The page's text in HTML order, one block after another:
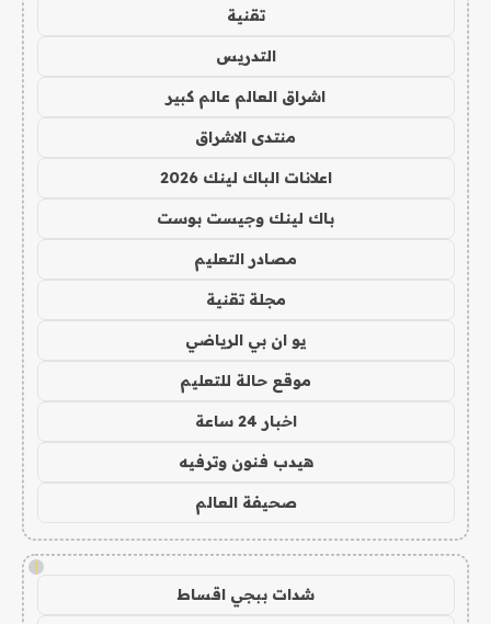
تقنية
التدريس
اشراق العالم عالم كبير
منتدى الاشراق
اعلانات الباك لينك 2026
باك لينك وجيست بوست
مصادر التعليم
مجلة تقنية
يو ان بي الرياضي
موقع حالة للتعليم
اخبار 24 ساعة
هيدب فنون وترفيه
صحيفة العالم
!
شدات ببجي اقساط